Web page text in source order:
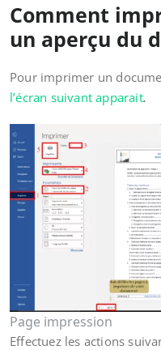
Comment
un aperçu du
Pour imprimer un
l’écran suivant apparait.
Page impression
Effectuez les actions